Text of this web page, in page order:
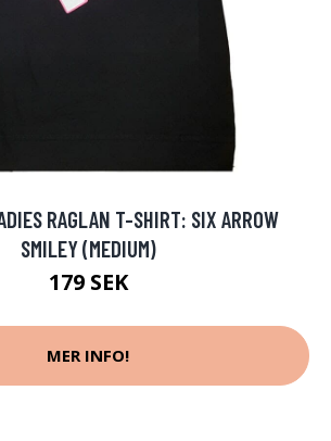
RAGLAN T-SHIRT: SIX ARROW
SMILEY (MEDIUM)
179 SEK
MER INFO!